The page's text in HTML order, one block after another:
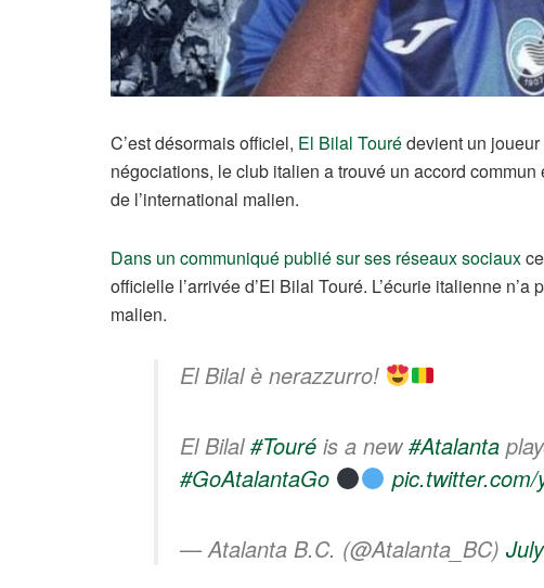
C’est désormais officiel, El Bilal Tourédevient un
négociations, le club italien a trouvé un accord
de l’international malien.
Dans un communiqué publié sur ses réseaux sociaux
officielle l’arrivée d’El Bilal Touré. L’écurie italienne
malien.
El Bilal è nerazzurro!
El Bilal#Touré is a new#Atalanta
#GoAtalantaGo
— Atalanta B.C. (@Atalanta_BC)